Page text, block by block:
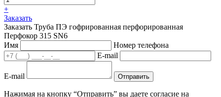
+
Заказать
Заказать Труба ПЭ гофрированная перфорированная
Перфокор 315 SN6
Имя
Номер телефона
E-mail
E-mail Отправить
Нажимая на кнопку “Отправить” вы даете согласие на